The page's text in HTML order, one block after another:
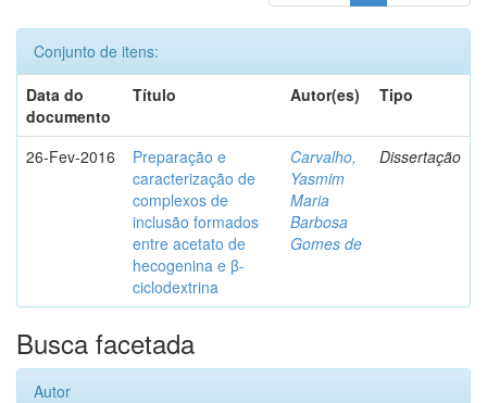
Conjunto de itens:
Data do
documento
Título Autor(es) Tipo
26-Fev-2016
Preparação e
caracterização de
complexos de
inclusão formados
entre acetato de
hecogenina e β-
ciclodextrina
Carvalho,
Yasmim
Maria
Barbosa
Gomes de
Dissertação
Busca facetada
Autor